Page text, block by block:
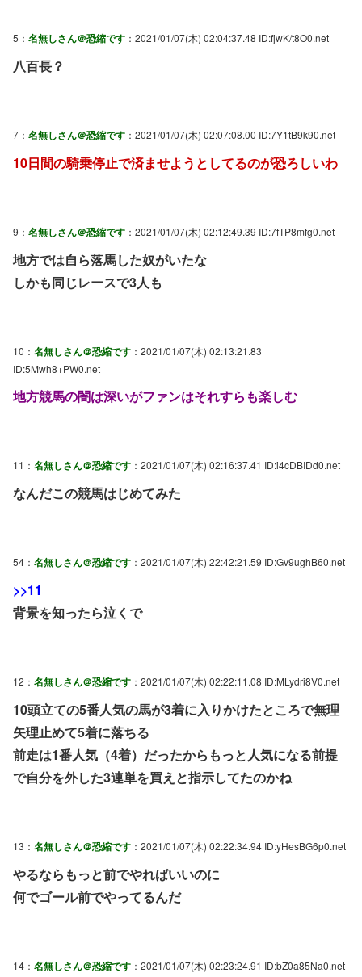
5： 名無しさん＠恐縮です ：2021/01/07(木) 02:04:37.48 ID:fjwK/t8O0.net
八百長？
7： 名無しさん＠恐縮です ：2021/01/07(木) 02:07:08.00 ID:7Y1tB9k90.net
10日間の騎乗停止で済ませようとしてるのが恐ろしいわ
9： 名無しさん＠恐縮です ：2021/01/07(木) 02:12:49.39 ID:7fTP8mfg0.net
地方では自ら落馬した奴がいたな
しかも同じレースで3人も
10： 名無しさん＠恐縮です ：2021/01/07(木) 02:13:21.83
ID:5Mwh8+PW0.net
地方競馬の闇は深いがファンはそれすらも楽しむ
11： 名無しさん＠恐縮です ：2021/01/07(木) 02:16:37.41 ID:i4cDBIDd0.net
なんだこの競馬はじめてみた
54： 名無しさん＠恐縮です ：2021/01/07(木) 22:42:21.59 ID:Gv9ughB60.net
>>11
背景を知ったら泣くで
12： 名無しさん＠恐縮です ：2021/01/07(木) 02:22:11.08 ID:MLydri8V0.net
10頭立ての5番人気の馬が3着に入りかけたところで無理
矢理止めて5着に落ちる
前走は1番人気（4着）だったからもっと人気になる前提
で自分を外した3連単を買えと指示してたのかね
13： 名無しさん＠恐縮です ：2021/01/07(木) 02:22:34.94 ID:yHesBG6p0.net
やるならもっと前でやればいいのに
何でゴール前でやってるんだ
14： 名無しさん＠恐縮です ：2021/01/07(木) 02:23:24.91 ID:bZ0a85Na0.net